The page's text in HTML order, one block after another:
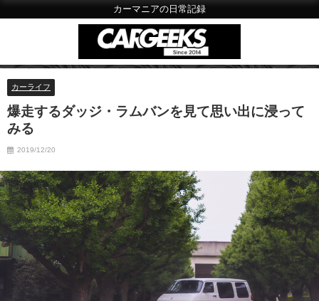
カーマニアの日常記録
カーライフ
爆走するダッジ・ラムバンを見て思い出に浸って
みる
2019/12/20